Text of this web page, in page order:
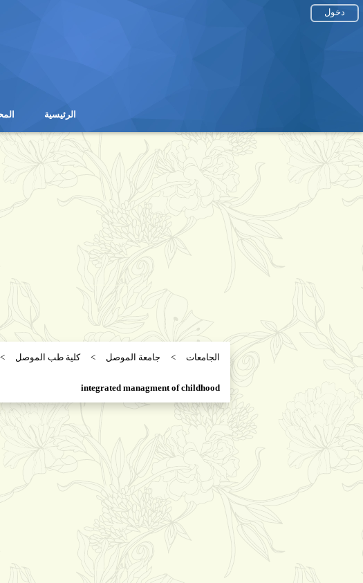
دخول
الرئيسية
الجامعات جامعة الموصل كلية طب الموصل
integrated managment of childhood